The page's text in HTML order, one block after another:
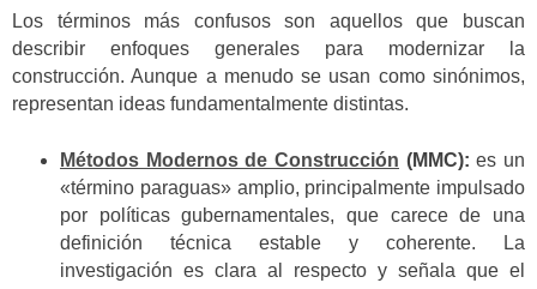
Los términos más confusos son aquellos que buscan
describir enfoques generales para modernizar la
construcción. Aunque a menudo se usan como sinónimos,
representan ideas fundamentalmente distintas.
Métodos Modernos de Construcción (MMC): es un
«término paraguas» amplio, principalmente impulsado
por políticas gubernamentales, que carece de una
definición técnica estable y coherente. La
investigación es clara al respecto y señala que el